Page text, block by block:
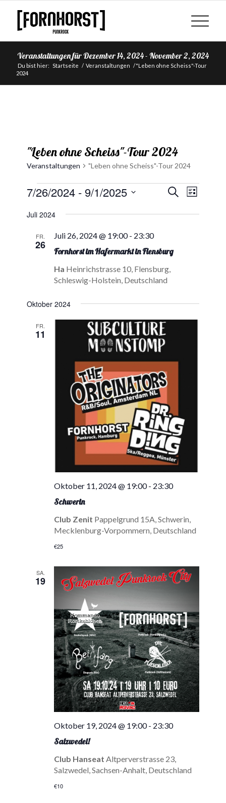
Veranstaltungen für Dezember 14, 2024 - November 2, 2024
Du bist hier: Startseite / Veranstaltungen /"Leben ohne Scheiss"-Tour
2024
"Leben ohne Scheiss"-Tour 2024
Veranstaltungen "Leben ohne Scheiss"-Tour 2024
Veranstaltungen Suche
Liste
7/26/2024 - 9/1/2025
wählen.
Juli 2024
FR.
26 Fornhorst im Hafermarkt in Flensburg
Juli 26, 2024 @ 19:00- 23:30
Ha Heinrichstrasse 10, Flensburg,
Schleswig-Holstein, Deutschland
Oktober 2024
FR.
11
Schwerin
Oktober 11, 2024 @ 19:00- 23:30
Club Zenit Pappelgrund 15A, Schwerin,
Mecklenburg-Vorpommern, Deutschland
€25
SA.
19
Salzwedel!
Oktober 19, 2024 @ 19:00- 23:30
Club Hanseat Altperverstrasse 23,
Salzwedel, Sachsen-Anhalt, Deutschland
€10